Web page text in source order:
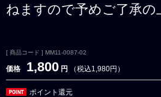
ねますので予めご了承
[ 商品コード ] MM11-0087-02
価格 1,800 円 （税込1,980円）
ポイント還元